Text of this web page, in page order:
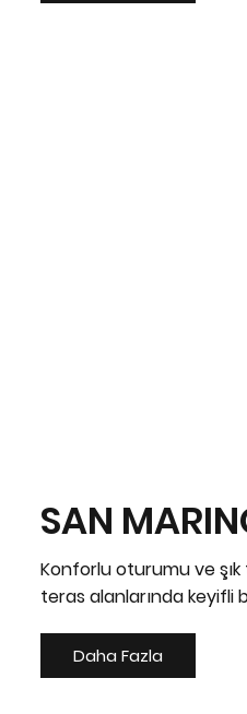
SAN
Konforlu oturumu ve
teras alanlarında keyifli
Daha Fazla